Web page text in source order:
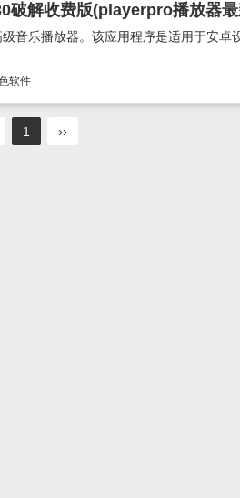
破解收费版(playerpro播放器
音乐播放器。该应用程序是适用于安卓
软件
1 ››